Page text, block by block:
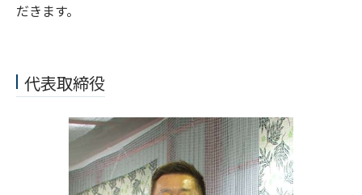
だきます。
代表取締役